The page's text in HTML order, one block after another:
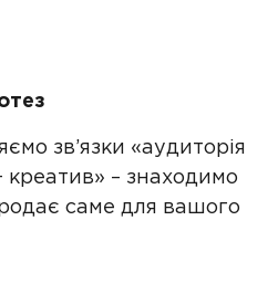
зв’язки «аудиторія
креатив» – знаходимо
саме для вашого